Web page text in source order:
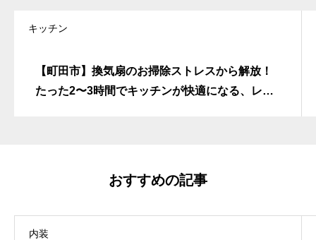
キッチン
【町田市】換気扇のお掃除ストレスから解放！
たった2〜3時間でキッチンが快適になる、レン
おすすめの記事
内装